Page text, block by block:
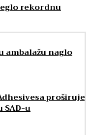
rekordnu
ambalažu naglo
proširuje
SAD-u